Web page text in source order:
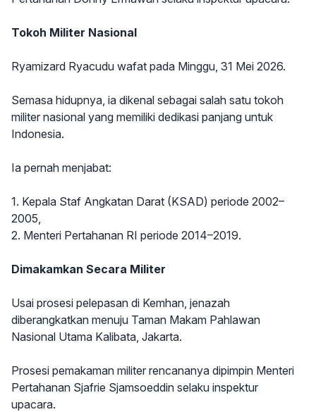
Tokoh Militer Nasional
Ryamizard Ryacudu wafat pada Minggu, 31 Mei 2026.
Semasa hidupnya, ia dikenal sebagai salah satu tokoh
militer nasional yang memiliki dedikasi panjang untuk
Indonesia.
Ia pernah menjabat:
1. Kepala Staf Angkatan Darat (KSAD) periode 2002–
2005,
2. Menteri Pertahanan RI periode 2014–2019.
Dimakamkan Secara Militer
Usai prosesi pelepasan di Kemhan, jenazah
diberangkatkan menuju Taman Makam Pahlawan
Nasional Utama Kalibata, Jakarta.
Prosesi pemakaman militer rencananya dipimpin Menteri
Pertahanan Sjafrie Sjamsoeddin selaku inspektur
upacara.